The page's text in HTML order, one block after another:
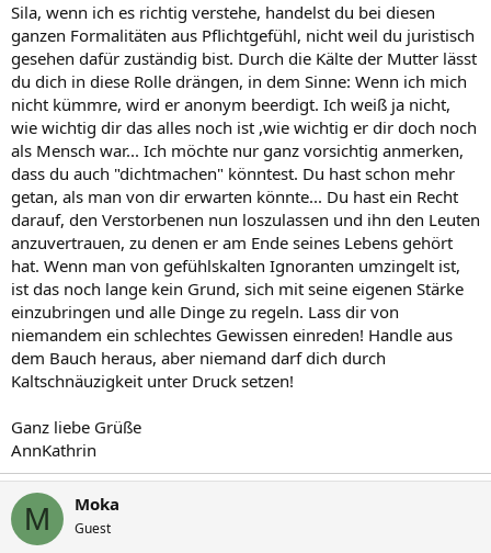
Sila, wenn ich es richtig verstehe, handelst du bei diesen
ganzen Formalitäten aus Pflichtgefühl, nicht weil du juristisch
gesehen dafür zuständig bist. Durch die Kälte der Mutter lässt
du dich in diese Rolle drängen, in dem Sinne: Wenn ich mich
nicht kümmre, wird er anonym beerdigt. Ich weiß ja nicht,
wie wichtig dir das alles noch ist ,wie wichtig er dir doch noch
als Mensch war... Ich möchte nur ganz vorsichtig anmerken,
dass du auch "dichtmachen" könntest. Du hast schon mehr
getan, als man von dir erwarten könnte... Du hast ein Recht
darauf, den Verstorbenen nun loszulassen und ihn den Leuten
anzuvertrauen, zu denen er am Ende seines Lebens gehört
hat. Wenn man von gefühlskalten Ignoranten umzingelt ist,
ist das noch lange kein Grund, sich mit seine eigenen Stärke
einzubringen und alle Dinge zu regeln. Lass dir von
niemandem ein schlechtes Gewissen einreden! Handle aus
dem Bauch heraus, aber niemand darf dich durch
Kaltschnäuzigkeit unter Druck setzen!
Ganz liebe Grüße
AnnKathrin
M Moka
Guest